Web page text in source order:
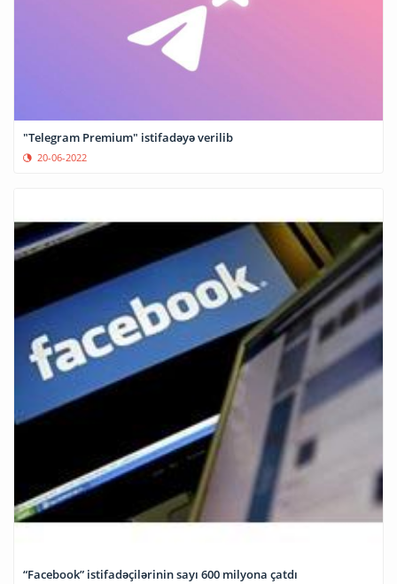
"Telegram Premium" istifadəyə verilib
20-06-2022
“Facebook” istifadəçilərinin sayı 600 milyona çatdı